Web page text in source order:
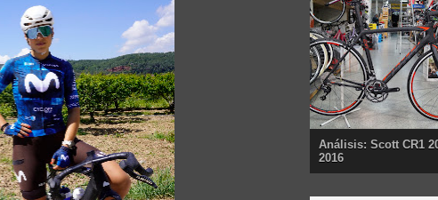
Análisis: Scott CR1
2016